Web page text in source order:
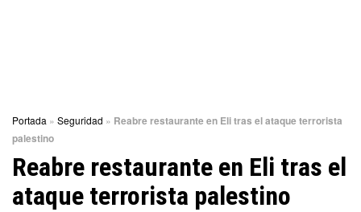
Portada » Seguridad » Reabre restaurante en Eli tras el ataque terrorista
palestino
Reabre restaurante en Eli tras el
ataque terrorista palestino